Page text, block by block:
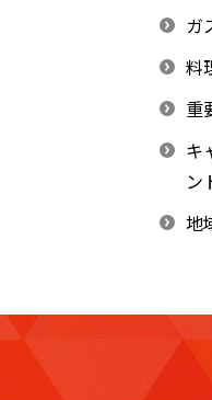
ガ
料
重
キ
ン
地